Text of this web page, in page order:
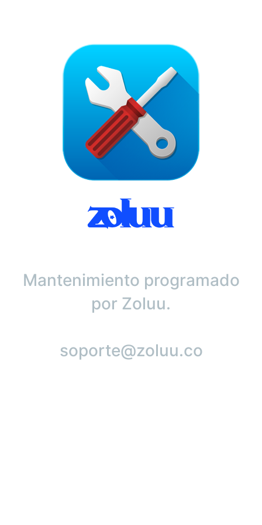
Mantenimiento programado
por Zoluu.
soporte@zoluu.co